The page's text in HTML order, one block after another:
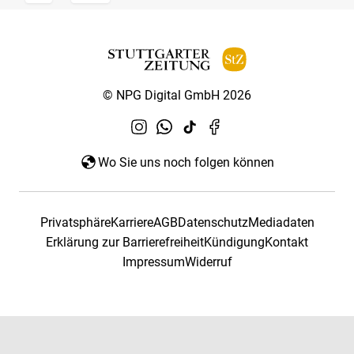
© NPG Digital GmbH 2026
Wo Sie uns noch folgen können
PrivatsphäreKarriereAGBDatenschutzMediadaten
Erklärung zur BarrierefreiheitKündigungKontakt
ImpressumWiderruf